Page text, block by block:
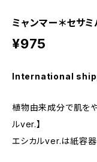
ミャンマー＊セサ
¥975
International
植物由来成分で肌をや
ルver.】
エシカルver.は紙容器